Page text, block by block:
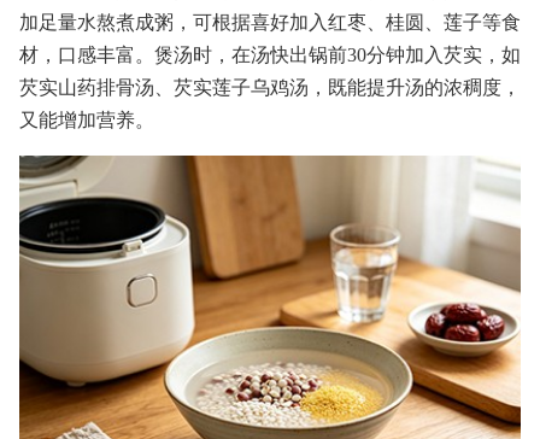
加足量水熬煮成粥，可根据喜好加入红枣、桂圆、莲子等食
材，口感丰富。煲汤时，在汤快出锅前30分钟加入芡实，如
芡实山药排骨汤、芡实莲子乌鸡汤，既能提升汤的浓稠度，
又能增加营养。